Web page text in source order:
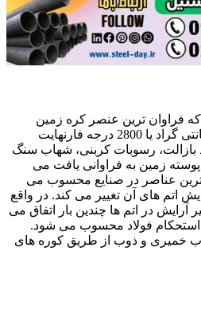
که فراوان ترین عنصر کره زمین
است. به اندازه 1538 درجه سانتی گراد یا 2800 درجه فارنهایت
بازالت، رسوبات کربنی، شهاب سنگ
زمین به فراوانی یافت می
عناصر در صنایع محسوب می
اتم های آن تغییر می کند. در واقع
آرایش در اتم ها چندین بار اتفاق می
استحکام فولاد محسوب می شود.
خمیری و ذوب از طریق کوره های